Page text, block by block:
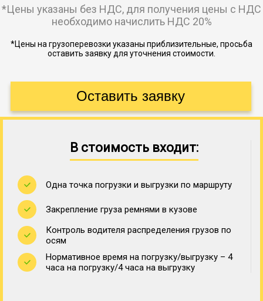
*Цены указаны без НДС, для получения цены с НДС
необходимо начислить НДС 20%
*Цены на грузоперевозки указаны приблизительные, просьба
оставить заявку для уточнения стоимости.
В стоимость входит:
Одна точка погрузки и выгрузки по маршруту
Закрепление груза ремнями в кузове
Контроль водителя распределения грузов по
осям
Нормативное время на погрузку/выгрузку – 4
часа на погрузку/4 часа на выгрузку